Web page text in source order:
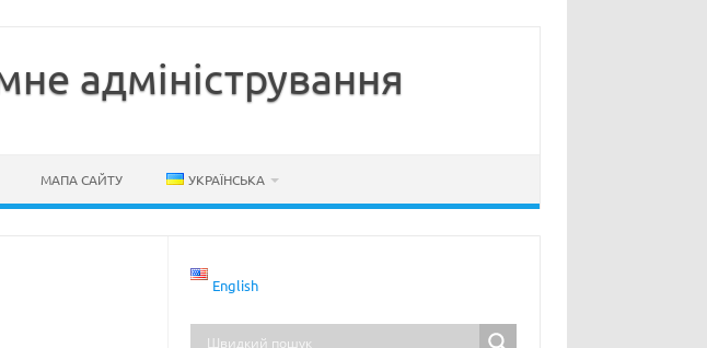
адміністрування
МАПА САЙТУ УКРАЇНСЬКА
English